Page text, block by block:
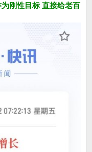
为刚性目标 直接给老百